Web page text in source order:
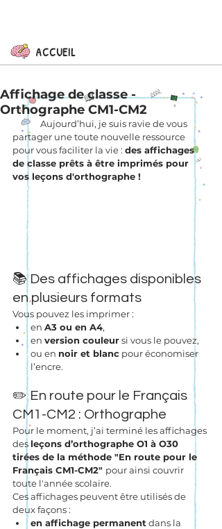
ACCUEIL
Affichage de classe -
Orthographe CM1-CM2
	Aujourd’hui, je suis ravie de vous
partager une toute nouvelle ressource
pour vous faciliter la vie : des affichages
de classe prêts à être imprimés pour
vos leçons d'orthographe !
📚 Des affichages disponibles
en plusieurs formats
Vous pouvez les imprimer :
en A3 ou en A4,
en version couleur si vous le pouvez,
ou en noir et blanc pour économiser
l’encre.
✏️ En route pour le Français
CM1-CM2 : Orthographe
Pour le moment, j’ai terminé les affichages
des leçons d’orthographe O1 à O30
tirées de la méthode "En route pour le
Français CM1-CM2" pour ainsi couvrir
toute l'année scolaire.
Ces affichages peuvent être utilisés de
deux façons :
en affichage permanent dans la